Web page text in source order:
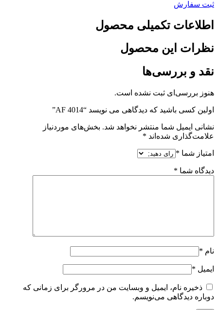
ثبت سفارش
اطلاعات تکمیلی محصول
نظرات این محصول
نقد و بررسی‌ها
هنوز بررسی‌ای ثبت نشده است.
اولین کسی باشید که دیدگاهی می نویسد “AF 4014”
نشانی ایمیل شما منتشر نخواهد شد. بخش‌های موردنیاز
علامت‌گذاری شده‌اند *
امتیاز شما *
دیدگاه شما *
نام *
ایمیل *
ذخیره نام، ایمیل و وبسایت من در مرورگر برای زمانی که
دوباره دیدگاهی می‌نویسم.